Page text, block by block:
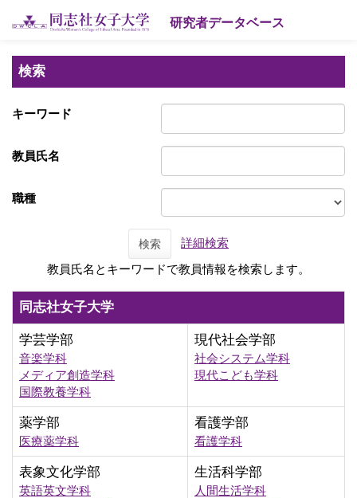
研究者データベース
検索
キーワード
教員氏名
職種
検索
詳細検索
教員氏名とキーワードで教員情報を検索します。
同志社女子大学
学芸学部
音楽学科
メディア創造学科
国際教養学科
現代社会学部
社会システム学科
現代こども学科
薬学部
医療薬学科
看護学部
看護学科
表象文化学部
英語英文学科
生活科学部
人間生活学科